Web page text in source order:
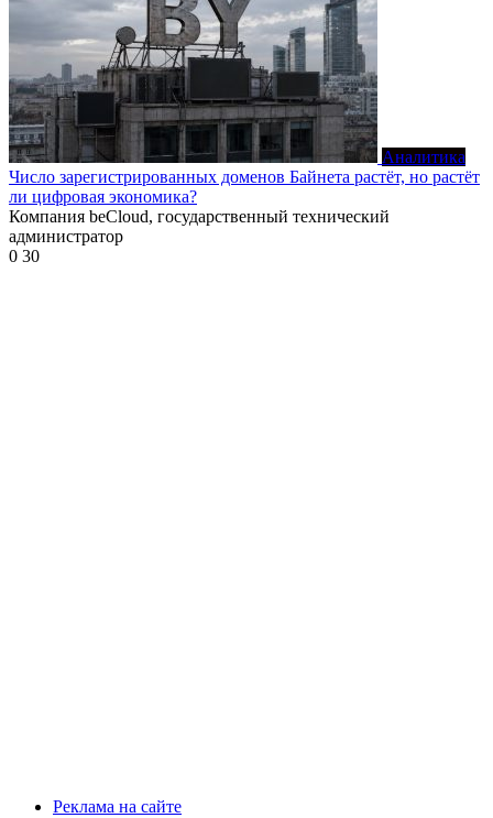
Аналитика
Число зарегистрированных доменов Байнета растёт, но растёт
ли цифровая экономика?
Компания beCloud, государственный технический
администратор
0 30
Реклама на сайте